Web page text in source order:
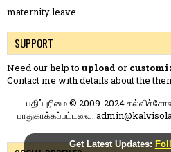
Get Latest Updates:
maternity leave
SUPPORT
Need our help to upload or
Contact me with details about the
பதிப்புரிமை © 2009-2024
பாதுகாக்கப்பட்டவை.